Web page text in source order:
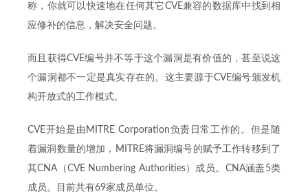
称，你就可以快速地在任何其它CVE兼容的数据库中找到相
应修补的信息，解决安全问题。
而且获得CVE编号并不等于这个漏洞是有价值的，甚至说这
个漏洞都不一定是真实存在的。这主要源于CVE编号颁发机
构开放式的工作模式。
CVE开始是由MITRE Corporation负责日常工作的。但是随
着漏洞数量的增加，MITRE将漏洞编号的赋予工作转移到了
其CNA（CVE Numbering Authorities）成员。CNA涵盖5类
成员。目前共有69家成员单位。